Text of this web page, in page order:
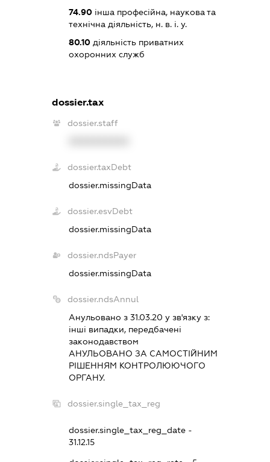
74.90 інша професійна, наукова та
технічна діяльність, н. в. і. у.
80.10 діяльність приватних
охоронних служб
dossier.tax
dossier.staff
dossier.taxDebt
dossier.missingData
dossier.esvDebt
dossier.missingData
dossier.ndsPayer
dossier.missingData
dossier.ndsAnnul
Анульовано з 31.03.20 у зв'язку з:
iншi випадки, передбаченi
законодавством
АНУЛЬОВАНО ЗА САМОСТIЙНИМ
РIШЕННЯМ КОНТРОЛЮЮЧОГО
ОРГАНУ.
dossier.single_tax_reg
dossier.single_tax_reg_date -
31.12.15